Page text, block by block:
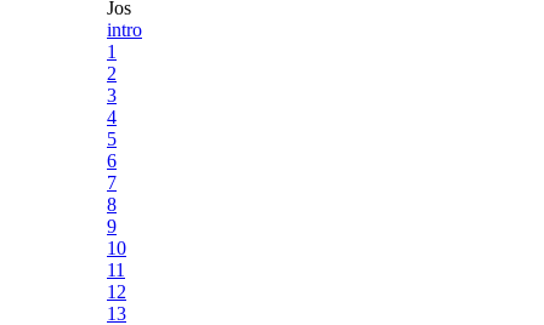
Jos
intro
1
2
3
4
5
6
7
8
9
10
11
12
13